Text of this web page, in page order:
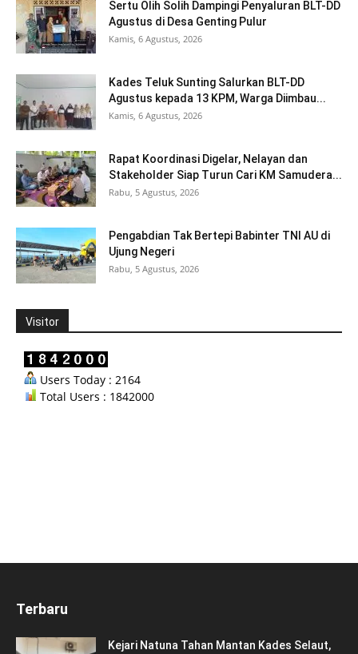
Sertu Olih Solih Dampingi Penyaluran BLT-DD
Agustus di Desa Genting Pulur
Kamis, 6 Agustus, 2026
Kades Teluk Sunting Salurkan BLT-DD
Agustus kepada 13 KPM, Warga Diimbau...
Kamis, 6 Agustus, 2026
Rapat Koordinasi Digelar, Nelayan dan
Stakeholder Siap Turun Cari KM Samudera...
Rabu, 5 Agustus, 2026
Pengabdian Tak Bertepi Babinter TNI AU di
Ujung Negeri
Rabu, 5 Agustus, 2026
Visitor
Users Today : 2164
Total Users : 1842000
Terbaru
Kejari Natuna Tahan Mantan Kades Selaut,